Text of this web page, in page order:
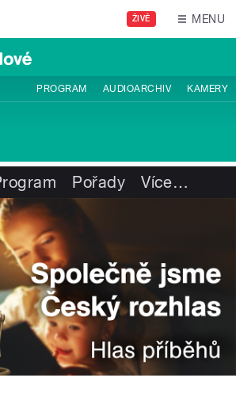
ŽIVĚ MENU
PROGRAM AUDIOARCHIV KAMERY
Pořady Více…